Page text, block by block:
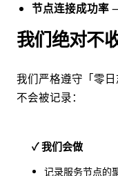
节点连接成功率
我们绝对不
我们严格遵守「零
不会被记录：
✓ 我们会做
记录服务节点的